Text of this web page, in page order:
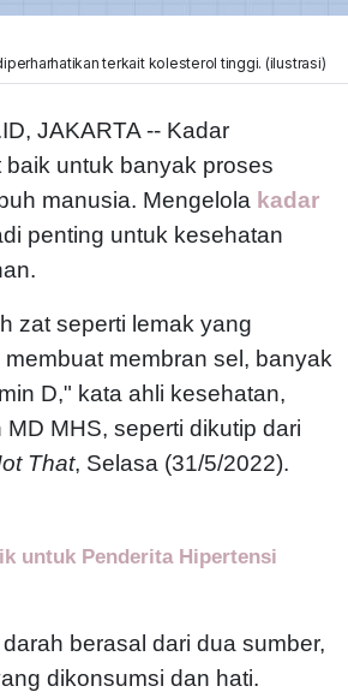
terkait kolesterol tinggi. (ilustrasi)
JAKARTA -- Kadar
baik untuk banyak proses
manusia. Mengelola kadar
penting untuk kesehatan
zat seperti lemak yang
membran sel, banyak
D," kata ahli kesehatan,
MHS, seperti dikutip dari
That, Selasa (31/5/2022).
untuk Penderita Hipertensi
berasal dari dua sumber,
dikonsumsi dan hati.